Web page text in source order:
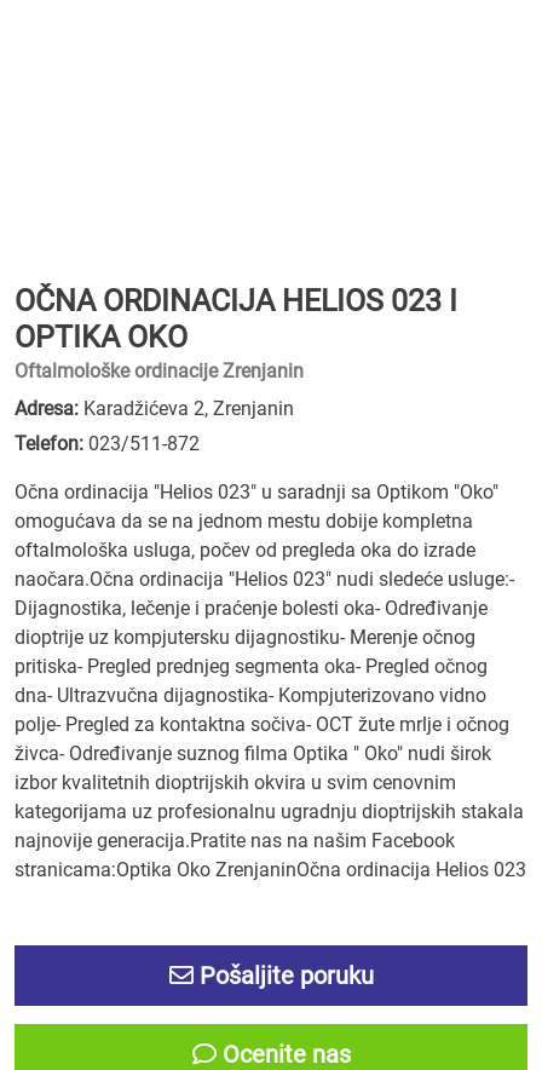
OČNA ORDINACIJA HELIOS 023 I
OPTIKA OKO
Oftalmološke ordinacije Zrenjanin
Adresa: Karadžićeva 2, Zrenjanin
Telefon: 023/511-872
Očna ordinacija "Helios 023" u saradnji sa Optikom "Oko"
omogućava da se na jednom mestu dobije kompletna
oftalmološka usluga, počev od pregleda oka do izrade
naočara.Očna ordinacija "Helios 023" nudi sledeće usluge:-
Dijagnostika, lečenje i praćenje bolesti oka- Određivanje
dioptrije uz kompjutersku dijagnostiku- Merenje očnog
pritiska- Pregled prednjeg segmenta oka- Pregled očnog
dna- Ultrazvučna dijagnostika- Kompjuterizovano vidno
polje- Pregled za kontaktna sočiva- OCT žute mrlje i očnog
živca- Određivanje suznog filma Optika " Oko" nudi širok
izbor kvalitetnih dioptrijskih okvira u svim cenovnim
kategorijama uz profesionalnu ugradnju dioptrijskih stakala
najnovije generacija.Pratite nas na našim Facebook
stranicama:Optika Oko ZrenjaninOčna ordinacija Helios 023
Pošaljite poruku
Ocenite nas